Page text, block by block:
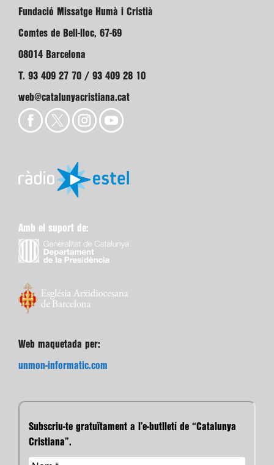
Fundació Missatge Humà i Cristià
Comtes de Bell-lloc, 67-69
08014 Barcelona
T. 93 409 27 70 / 93 409 28 10
web@catalunyacristiana.cat
Amb el suport de:
Web maquetada per:
unmon-informatic.com
Subscriu-te gratuïtament a l’e-butlletí de “Catalunya
Cristiana”.